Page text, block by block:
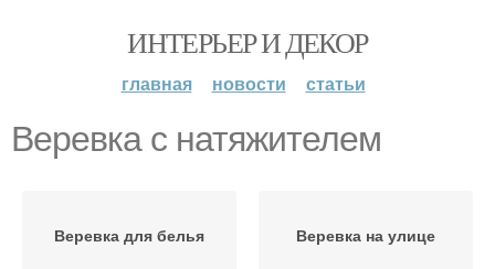
ИНТЕРЬЕР И ДЕКОР
главная новости статьи
Веревка с натяжителем
Веревка для белья Веревка на улице